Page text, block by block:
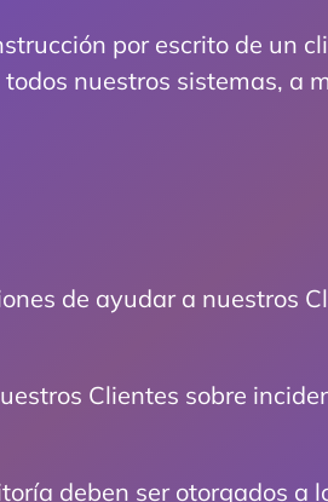
por escrito de un
nuestros sistemas, a
de ayudar a nuestros
Clientes sobre
deben ser otorgados a